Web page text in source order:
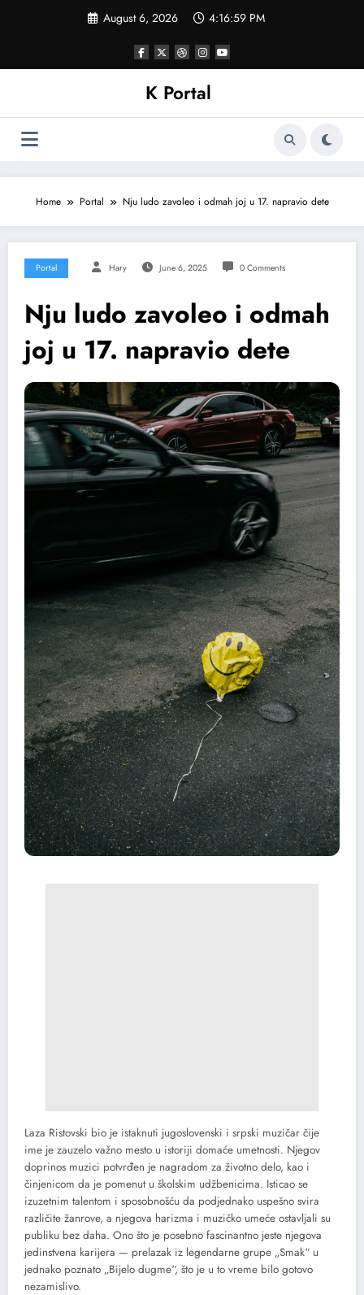
August 6, 2026 4:17:02 PM
K Portal
Home Portal Nju ludo zavoleo i odmah joj u 17. napravio dete
Portal Hary June 6, 2025 0 Comments
Nju ludo zavoleo i odmah
joj u 17. napravio dete
Laza Ristovski bio je istaknuti jugoslovenski i srpski muzičar čije
ime je zauzelo važno mesto u istoriji domaće umetnosti. Njegov
doprinos muzici potvrđen je nagradom za životno delo, kao i
činjenicom da je pomenut u školskim udžbenicima. Isticao se
izuzetnim talentom i sposobnošću da podjednako uspešno svira
različite žanrove, a njegova harizma i muzičko umeće ostavljali su
publiku bez daha. Ono što je posebno fascinantno jeste njegova
jedinstvena karijera — prelazak iz legendarne grupe „Smak“ u
jednako poznato „Bijelo dugme“, što je u to vreme bilo gotovo
nezamislivo.